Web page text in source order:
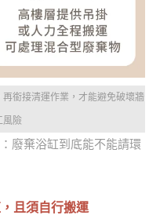
銜接清運作業，才能避免破壞牆
風險
廢棄浴缸到底能不能請環
且須自行搬運